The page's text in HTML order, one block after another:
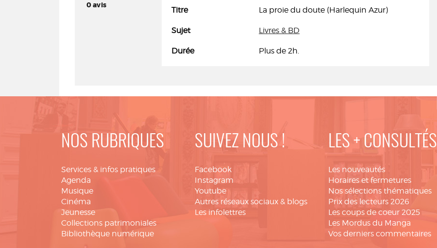
0avis
Titre La proie du doute (Harlequin Azur)
Sujet Livres & BD
Durée Plus de 2h.
NOS RUBRIQUES
Services & infos pratiques
Agenda
Musique
Cinéma
Jeunesse
Collections patrimoniales
Bibliothèque numérique
SUIVEZ NOUS !
Facebook
Instagram
Youtube
Autres réseaux sociaux & blogs
Les infolettres
LES + CONSULTÉS
Les nouveautés
Horaires et fermetures
Nos sélections thématiques
Prix des lecteurs 2026
Les coups de coeur 2025
Les Mordus du Manga
Vos derniers commentaires